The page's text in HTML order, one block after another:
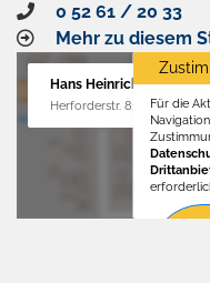
0 52 61 / 20 33
Mehr zu diesem
Hans Heinrichs GmbH
Herforderstr. 81, 32657
Für die